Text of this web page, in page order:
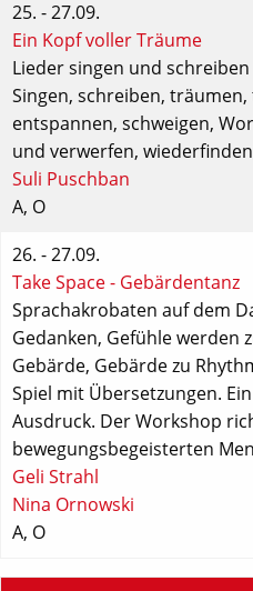
25. - 27.09.
Ein Kopf voller Träume
Lieder singen und schreiben
Singen, schreiben,
entspannen, schweigen,
und verwerfen,
Suli Puschban
A, O
26. - 27.09.
Take Space - Gebärdentanz
Sprachakrobaten auf dem
Gedanken, Gefühle werden
Gebärde, Gebärde zu
Spiel mit Übersetzungen.
Ausdruck. Der Workshop
bewegungsbegeisterten
Geli Strahl
Nina Ornowski
A, O